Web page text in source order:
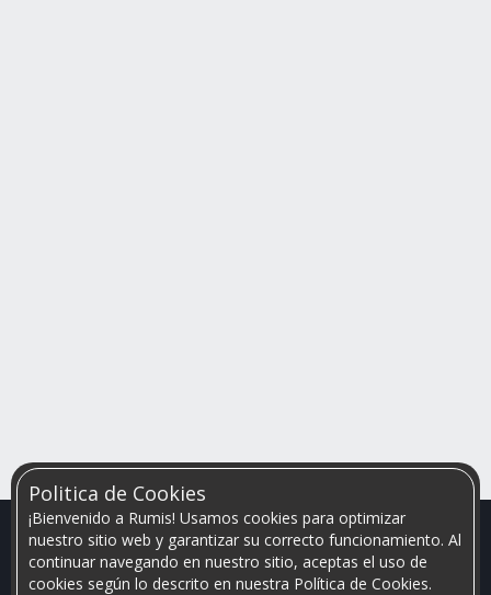
Politica de Cookies
¡Bienvenido a Rumis! Usamos cookies para optimizar
nuestro sitio web y garantizar su correcto funcionamiento. Al
continuar navegando en nuestro sitio, aceptas el uso de
cookies según lo descrito en nuestra Política de Cookies.